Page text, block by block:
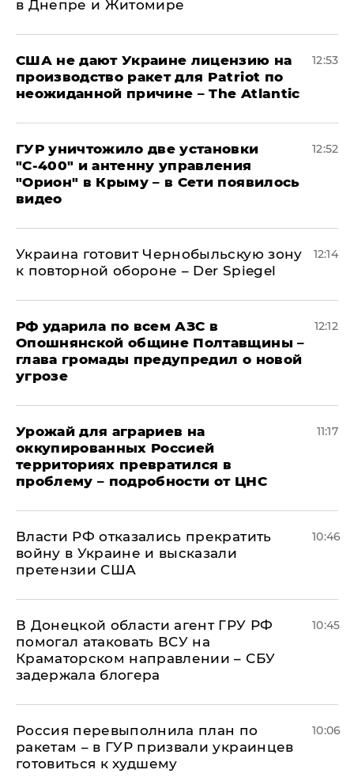
в Днепре и Житомире
США не дают Украине лицензию на
производство ракет для Patriot по
неожиданной причине – The Atlantic
12:53
ГУР уничтожило две установки
"С‑400" и антенну управления
"Орион" в Крыму – в Сети появилось
видео
12:52
Украина готовит Чернобыльскую зону
к повторной обороне – Der Spiegel
12:14
РФ ударила по всем АЗС в
Опошнянской общине Полтавщины –
глава громады предупредил о новой
угрозе
12:12
Урожай для аграриев на
оккупированных Россией
территориях превратился в
проблему – подробности от ЦНС
11:17
Власти РФ отказались прекратить
войну в Украине и высказали
претензии США
10:46
В Донецкой области агент ГРУ РФ
помогал атаковать ВСУ на
Краматорском направлении – СБУ
задержала блогера
10:45
Россия перевыполнила план по
ракетам – в ГУР призвали украинцев
готовиться к худшему
10:06